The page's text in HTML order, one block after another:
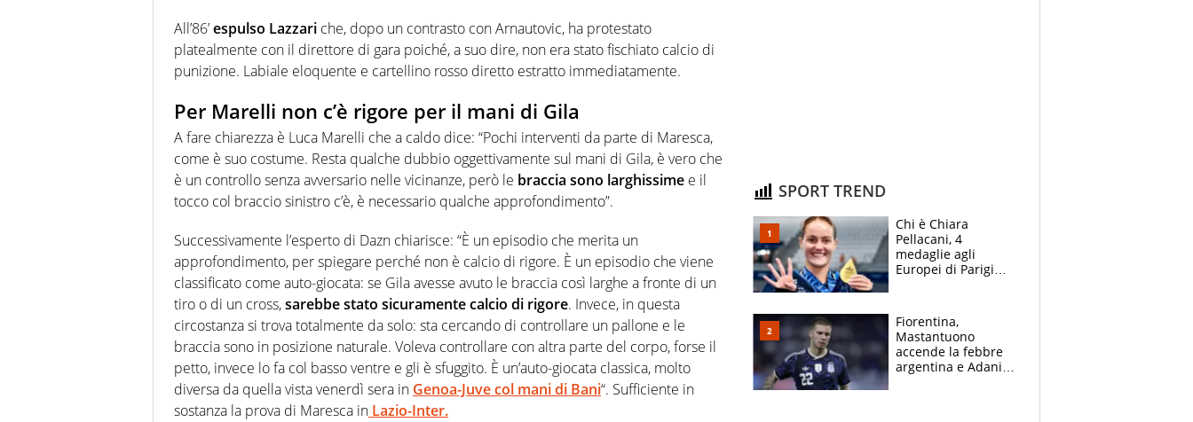
All’86’espulso Lazzari che, dopo un contrasto con Arnautovic, ha protestato
platealmente con il direttore di gara poiché, a suo dire, non era stato fischiato calcio di
punizione. Labiale eloquente e cartellino rosso diretto estratto immediatamente.
Per Marelli non c’è rigore per il mani di Gila
A fare chiarezza è Luca Marelli che a caldo dice: “Pochi interventi da parte di Maresca,
come è suo costume. Resta qualche dubbio oggettivamente sul mani di Gila, è vero che
è un controllo senza avversario nelle vicinanze, però le braccia sono larghissime e il
tocco col braccio sinistro c’è, è necessario qualche approfondimento”.
Successivamente l’esperto di Dazn chiarisce: “È un episodio che merita un
approfondimento, per spiegare perché non è calcio di rigore. È un episodio che viene
classificato come auto-giocata: se Gila avesse avuto le braccia così larghe a fronte di un
tiro o di un cross,sarebbe stato sicuramente calcio di rigore. Invece, in questa
circostanza si trova totalmente da solo: sta cercando di controllare un pallone e le
braccia sono in posizione naturale. Voleva controllare con altra parte del corpo, forse il
petto, invece lo fa col basso ventre e gli è sfuggito. È un’auto-giocata classica, molto
diversa da quella vista venerdì sera in Genoa-Juve col mani di Bani“. Sufficiente in
sostanza la prova di Maresca in Lazio-Inter.
SPORT TREND
Chi è Chiara
Pellacani, 4
medaglie agli
Europei di Parigi
giornalista, mamma
insegnante e il
fratello calciatore
Fiorentina,
Mastantuono
accende la febbre
argentina e Adani